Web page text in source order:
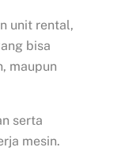
unit rental,
bisa
maupun
serta
mesin.